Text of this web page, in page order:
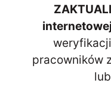
pracowników